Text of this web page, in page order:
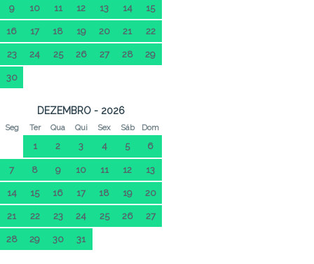
9 10 11 12 13 14 15
16 17 18 19 20 21 22
23 24 25 26 27 28 29
30
DEZEMBRO - 2026
Seg Ter Qua Qui Sex Sáb Dom
1 2 3 4 5 6
7 8 9 10 11 12 13
14 15 16 17 18 19 20
21 22 23 24 25 26 27
28 29 30 31